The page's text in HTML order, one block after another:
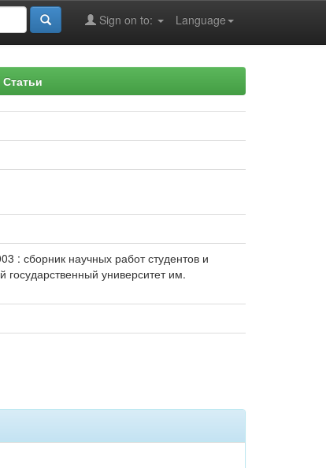
Language
Sign on to:
Статьи
: сборник научных работ студентов и
университет им.